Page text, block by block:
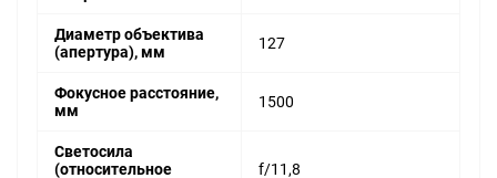
Диаметр объектива
(апертура), мм
127
Фокусное расстояние,
мм
1500
Светосила
(относительное
f/11,8